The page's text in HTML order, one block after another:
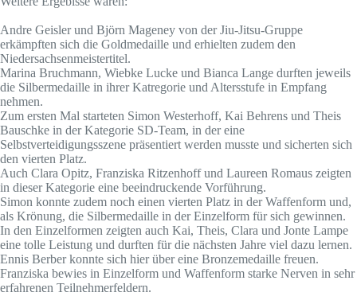
Andre Geisler und Björn Mageney von der Jiu-Jitsu-Gruppe
erkämpften sich die Goldmedaille und erhielten zudem den
Niedersachsenmeistertitel.
Marina Bruchmann, Wiebke Lucke und Bianca Lange durften jeweils
die Silbermedaille in ihrer Katregorie und Altersstufe in Empfang
nehmen.
Zum ersten Mal starteten Simon Westerhoff, Kai Behrens und Theis
Bauschke in der Kategorie SD-Team, in der eine
Selbstverteidigungsszene präsentiert werden musste und sicherten sich
den vierten Platz.
Auch Clara Opitz, Franziska Ritzenhoff und Laureen Romaus zeigten
in dieser Kategorie eine beeindruckende Vorführung.
Simon konnte zudem noch einen vierten Platz in der Waffenform und,
als Krönung, die Silbermedaille in der Einzelform für sich gewinnen.
In den Einzelformen zeigten auch Kai, Theis, Clara und Jonte Lampe
eine tolle Leistung und durften für die nächsten Jahre viel dazu lernen.
Ennis Berber konnte sich hier über eine Bronzemedaille freuen.
Franziska bewies in Einzelform und Waffenform starke Nerven in sehr
erfahrenen Teilnehmerfeldern.